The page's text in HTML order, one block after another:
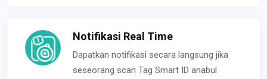
Notifikasi Real Time
Dapatkan notifikasi secara langsung jika
seseorang scan Tag Smart ID anabul